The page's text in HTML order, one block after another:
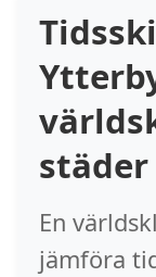
städer
En
jämföra